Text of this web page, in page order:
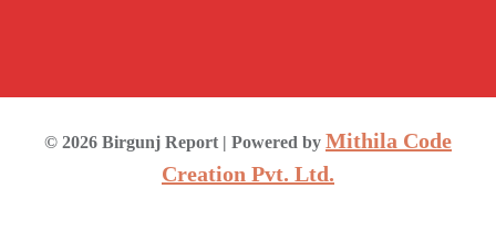
© 2026 Birgunj Report | Powered by Mithila Code
Creation Pvt. Ltd.